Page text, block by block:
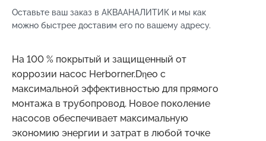
Оставьте ваш заказ в АКВААНАЛИТИК и мы как
можно быстрее доставим его по вашему адресу.
На 100 % покрытый и защищенный от
коррозии насос Herborner.Dηeo с
максимальной эффективностью для прямого
монтажа в трубопровод. Новое поколение
насосов обеспечивает максимальную
экономию энергии и затрат в любой точке